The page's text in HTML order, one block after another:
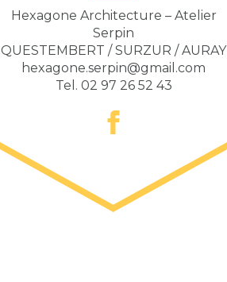
Hexagone Architecture – Atelier
Serpin
QUESTEMBERT / SURZUR / AURAY
hexagone.serpin@gmail.com
Tel. 02 97 26 52 43